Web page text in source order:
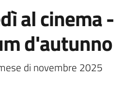
al cinema -
d'autunno
di novembre 2025